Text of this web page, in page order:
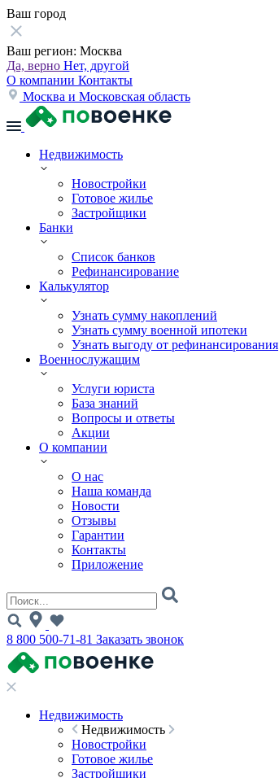
Ваш город
Ваш регион: Москва
Да, верно Нет, другой
О компании Контакты
Москва и Московская область
Недвижимость
Новостройки
Готовое жилье
Застройщики
Банки
Список банков
Рефинансирование
Калькулятор
Узнать сумму накоплений
Узнать сумму военной ипотеки
Узнать выгоду от рефинансирования
Военнослужащим
Услуги юриста
База знаний
Вопросы и ответы
Акции
О компании
О нас
Наша команда
Новости
Отзывы
Гарантии
Контакты
Приложение
8 800 500-71-81 Заказать звонок
Недвижимость
Недвижимость
Новостройки
Готовое жилье
Застройщики